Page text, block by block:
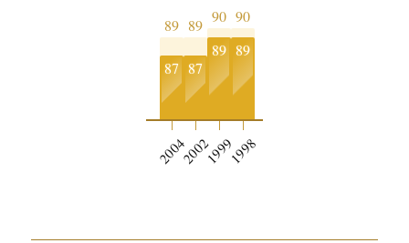
89
87
2004
89
87
2002
90
89
1999
90
89
1998